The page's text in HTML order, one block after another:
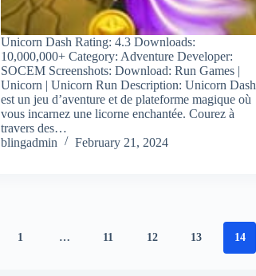
Unicorn Dash Rating: 4.3 Downloads:
10,000,000+ Category: Adventure Developer:
SOCEM Screenshots: Download: Run Games |
Unicorn | Unicorn Run Description: Unicorn Dash
est un jeu d’aventure et de plateforme magique où
vous incarnez une licorne enchantée. Courez à
travers des…
blingadmin
February 21, 2024
1 … 11 12 13 14